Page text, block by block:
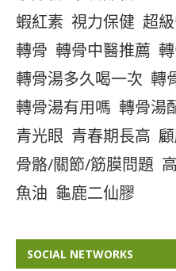
蝦紅素 視力保健 超
轉骨 轉骨中醫推薦
轉骨湯多久喝一次 轉
轉骨湯有用嗎 轉骨湯
青光眼 青春期長高
骨骼/關節/筋膜問題
魚油 龜鹿二仙膠
SOCIAL NETWORKS